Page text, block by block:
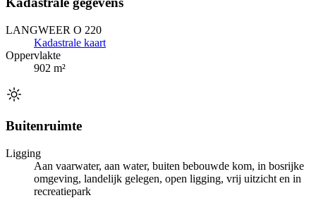
LANGWEER O 220
Kadastrale kaart
Oppervlakte
902 m²
Buitenruimte
Ligging
Aan vaarwater, aan water, buiten bebouwde kom, in bosrijke
omgeving, landelijk gelegen, open ligging, vrij uitzicht en in
recreatiepark